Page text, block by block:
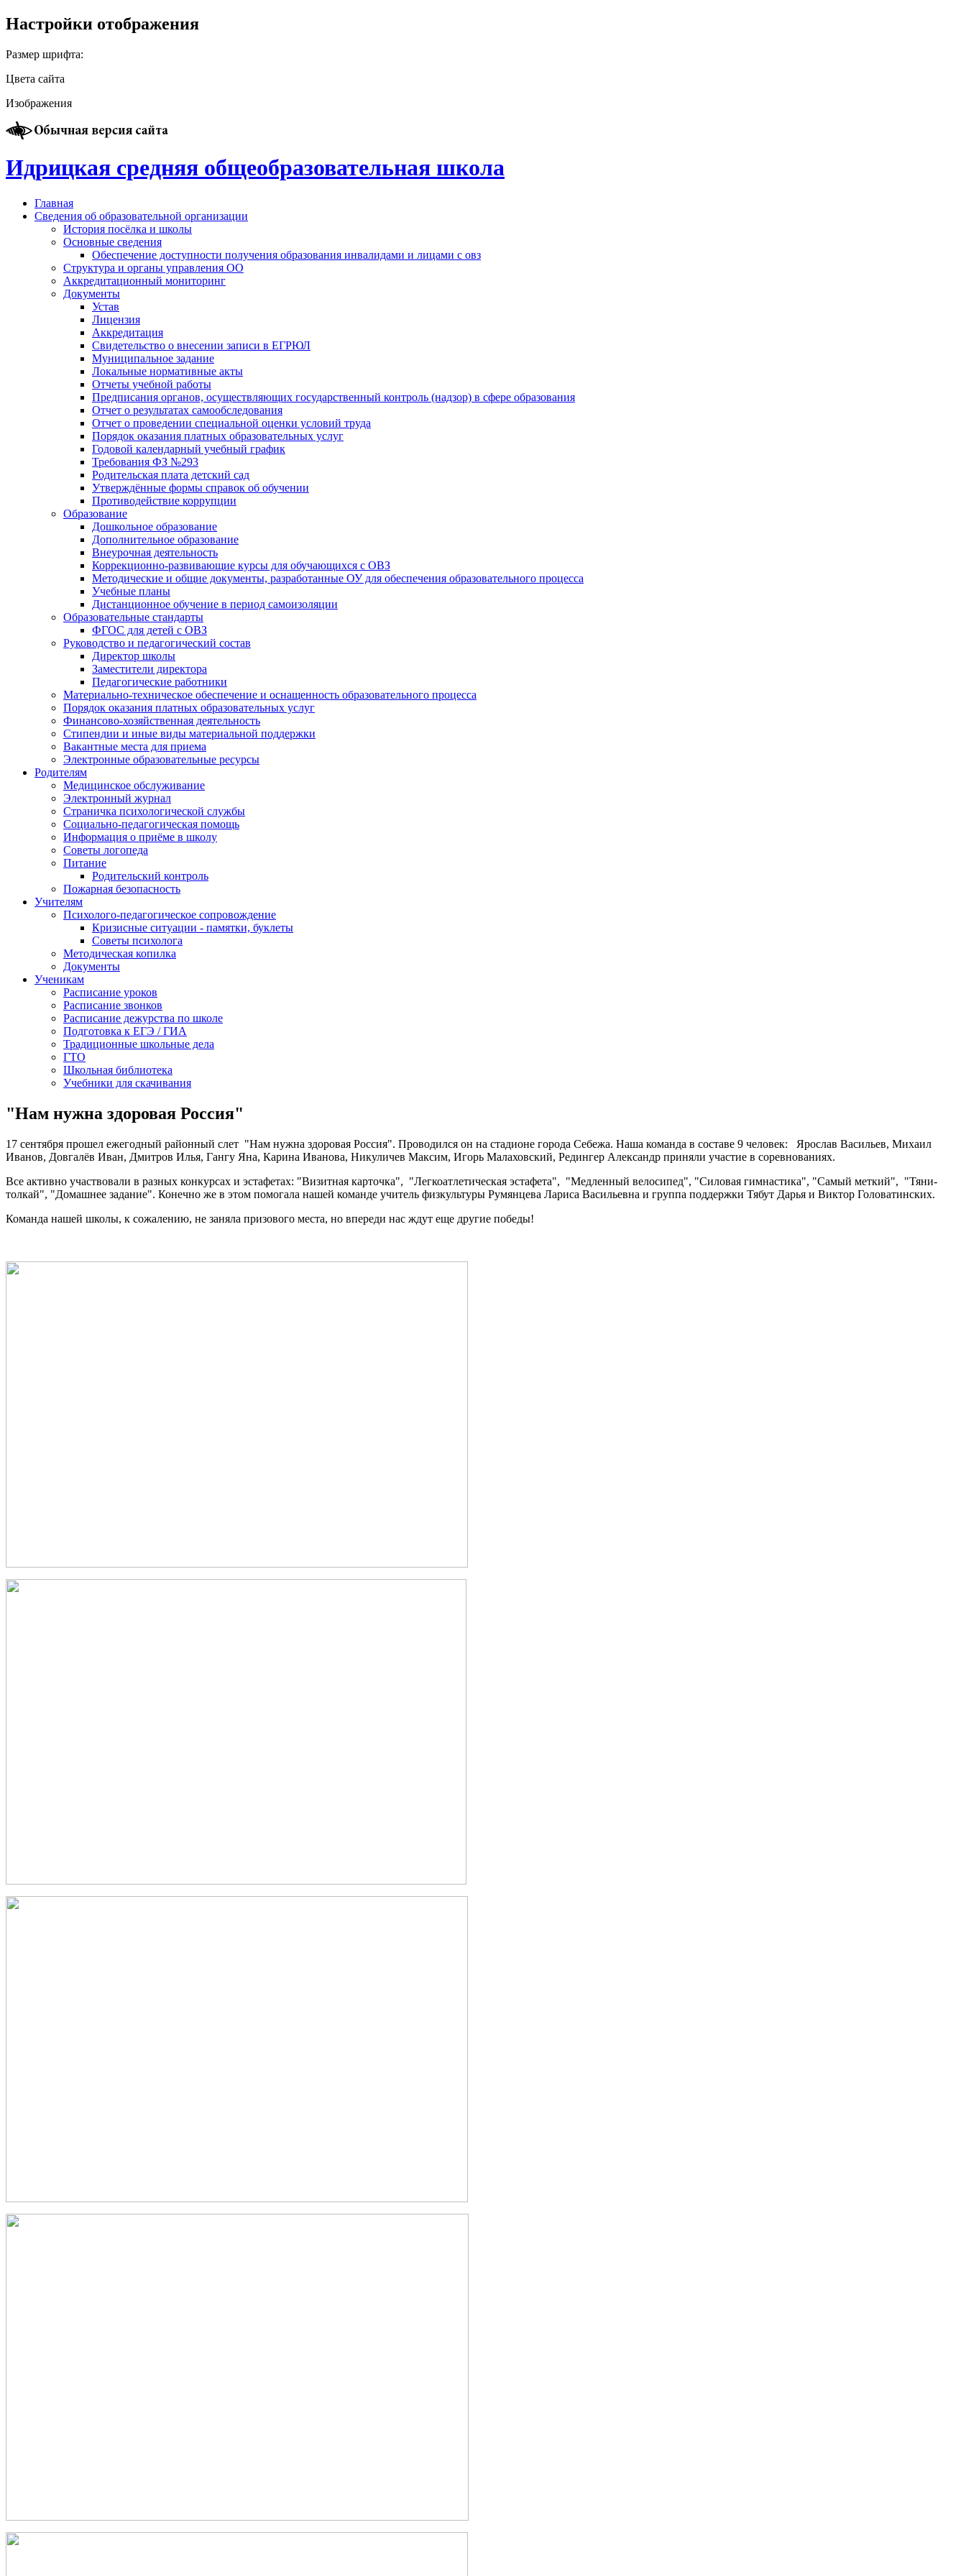
Настройки отображения
Размер шрифта:
Цвета сайта
Изображения
Идрицкая средняя общеобразовательная школа
Главная
Сведения об образовательной организации
История посёлка и школы
Основные сведения
Обеспечение доступности получения образования инвалидами и лицами с овз
Структура и органы управления ОО
Аккредитационный мониторинг
Документы
Устав
Лицензия
Аккредитация
Свидетельство о внесении записи в ЕГРЮЛ
Муниципальное задание
Локальные нормативные акты
Отчеты учебной работы
Предписания органов, осуществляющих государственный контроль (надзор) в сфере образования
Отчет о результатах самообследования
Отчет о проведении специальной оценки условий труда
Порядок оказания платных образовательных услуг
Годовой календарный учебный график
Требования ФЗ №293
Родительская плата детский сад
Утверждённые формы справок об обучении
Противодействие коррупции
Образование
Дошкольное образование
Дополнительное образование
Внеурочная деятельность
Коррекционно-развивающие курсы для обучающихся с ОВЗ
Методические и общие документы, разработанные ОУ для обеспечения образовательного процесса
Учебные планы
Дистанционное обучение в период самоизоляции
Образовательные стандарты
ФГОС для детей с ОВЗ
Руководство и педагогический состав
Директор школы
Заместители директора
Педагогические работники
Материально-техническое обеспечение и оснащенность образовательного процесса
Порядок оказания платных образовательных услуг
Финансово-хозяйственная деятельность
Стипендии и иные виды материальной поддержки
Вакантные места для приема
Электронные образовательные ресурсы
Родителям
Медицинское обслуживание
Электронный журнал
Страничка психологической службы
Социально-педагогическая помощь
Информация о приёме в школу
Советы логопеда
Питание
Родительский контроль
Пожарная безопасность
Учителям
Психолого-педагогическое сопровождение
Кризисные ситуации - памятки, буклеты
Советы психолога
Методическая копилка
Документы
Ученикам
Расписание уроков
Расписание звонков
Расписание дежурства по школе
Подготовка к ЕГЭ / ГИА
Традиционные школьные дела
ГТО
Школьная библиотека
Учебники для скачивания
"Нам нужна здоровая Россия"
17 сентября прошел ежегодный районный слет "Нам нужна здоровая Россия". Проводился он на стадионе города Себежа. Наша команда в составе 9 человек: Ярослав Васильев, Михаил
Иванов, Довгалёв Иван, Дмитров Илья, Гангу Яна, Карина Иванова, Никуличев Максим, Игорь Малаховский, Редингер Александр приняли участие в соревнованиях.
Все активно участвовали в разных конкурсах и эстафетах: "Визитная карточка", "Легкоатлетическая эстафета", "Медленный велосипед", "Силовая гимнастика", "Самый меткий", "Тяни-
толкай", "Домашнее задание". Конечно же в этом помогала нашей команде учитель физкультуры Румянцева Лариса Васильевна и группа поддержки Тябут Дарья и Виктор Головатинских.
Команда нашей школы, к сожалению, не заняла призового места, но впереди нас ждут еще другие победы!